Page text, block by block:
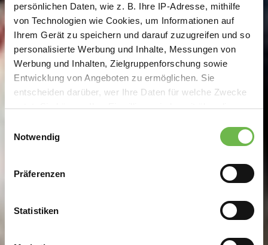
persönlichen Daten, wie z. B. Ihre IP-Adresse, mithilfe
von Technologien wie Cookies, um Informationen auf
Ihrem Gerät zu speichern und darauf zuzugreifen und so
personalisierte Werbung und Inhalte, Messungen von
Werbung und Inhalten, Zielgruppenforschung sowie
Entwicklung von Angeboten zu ermöglichen. Sie
entscheiden darüber, wer Ihre Daten für welche Zwecke
nutzt. Sie können Ihre Einwilligung jederzeit über die
Trigger Symbol ändern oder widerrufen
Informationen über Ihre geografische Lage
können
bestimmten Merkmalen (Fingerprinting) identifizieren
Notwendig
Präferenzen
Statistiken